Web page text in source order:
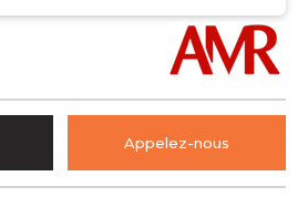
Appelez-nous